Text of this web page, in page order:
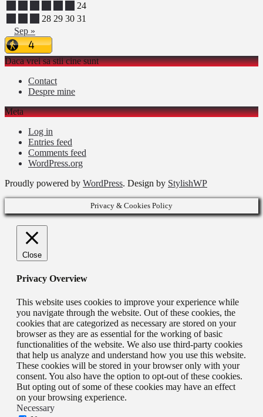
24
28 29 30 31
Sep »
Daca vrei sa stii cine sunt
Contact
Despre mine
Meta
Log in
Entries feed
Comments feed
WordPress.org
Proudly powered by WordPress. Design by StylishWP
Privacy & Cookies Policy
Close
Privacy Overview
This website uses cookies to improve your experience while
you navigate through the website. Out of these cookies, the
cookies that are categorized as necessary are stored on your
browser as they are as essential for the working of basic
functionalities of the website. We also use third-party cookies
that help us analyze and understand how you use this website.
These cookies will be stored in your browser only with your
consent. You also have the option to opt-out of these cookies.
But opting out of some of these cookies may have an effect
on your browsing experience.
Necessary